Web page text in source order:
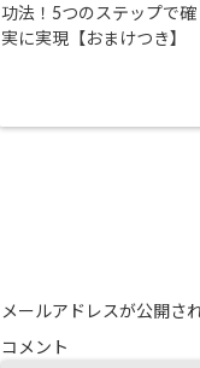
功法！5つのステップで確
実に実現【おまけつき】
メールアドレスが公開さ
コメント